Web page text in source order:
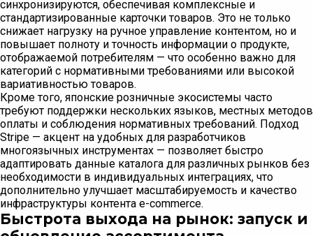
синхронизируются, обеспечивая комплексные и
стандартизированные карточки товаров. Это не только
снижает нагрузку на ручное управление контентом, но и
повышает полноту и точность информации о продукте,
отображаемой потребителям — что особенно важно для
категорий с нормативными требованиями или высокой
вариативностью товаров.
Кроме того, японские розничные экосистемы часто
требуют поддержки нескольких языков, местных методов
оплаты и соблюдения нормативных требований. Подход
Stripe — акцент на удобных для разработчиков
многоязычных инструментах — позволяет быстро
адаптировать данные каталога для различных рынков без
необходимости в индивидуальных интеграциях, что
дополнительно улучшает масштабируемость и качество
инфраструктуры контента e-commerce.
Быстрота выхода на рынок: запуск и